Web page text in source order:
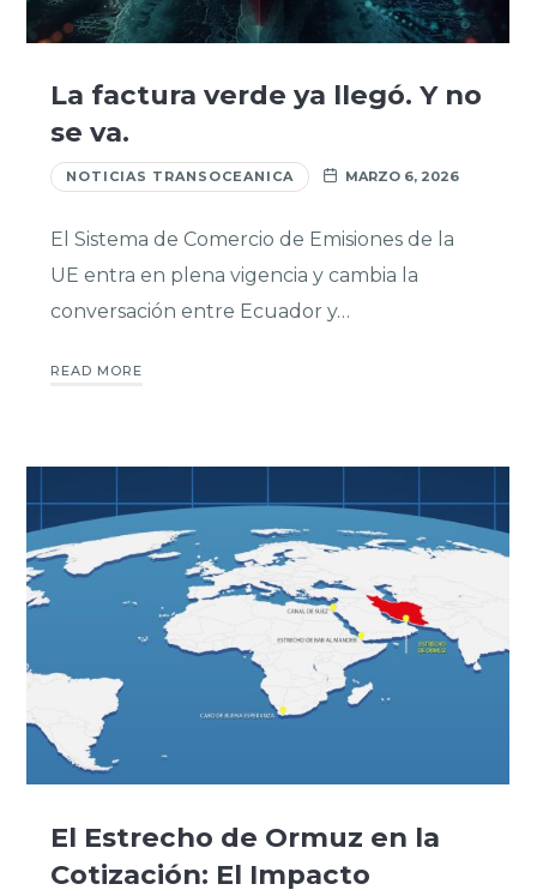
La factura verde ya llegó. Y no
se va.
NOTICIAS TRANSOCEANICA MARZO 6, 2026
El Sistema de Comercio de Emisiones de la
UE entra en plena vigencia y cambia la
conversación entre Ecuador y…
READ MORE
El Estrecho de Ormuz en la
Cotización: El Impacto